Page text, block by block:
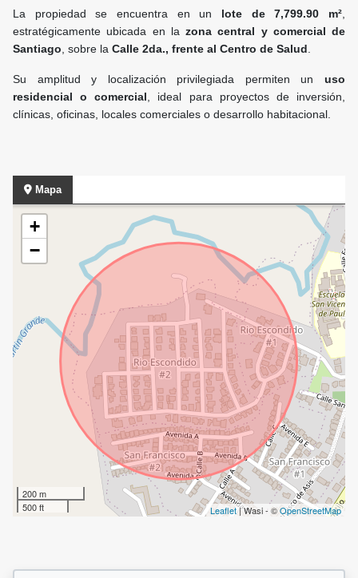
La propiedad se encuentra en un lote de 7,799.90 m²
estratégicamente ubicada en la zona central y comercial de
Santiago , sobre la Calle 2da., frente al Centro de Salud
Su amplitud y localización privilegiada permiten un uso
residencial o comercial , ideal para proyectos de inversión,
clínicas, oficinas, locales comerciales o desarrollo habitacional.
Mapa
+
−
200 m
500 ft
Leaflet| Wasi - ©OpenStreetMap